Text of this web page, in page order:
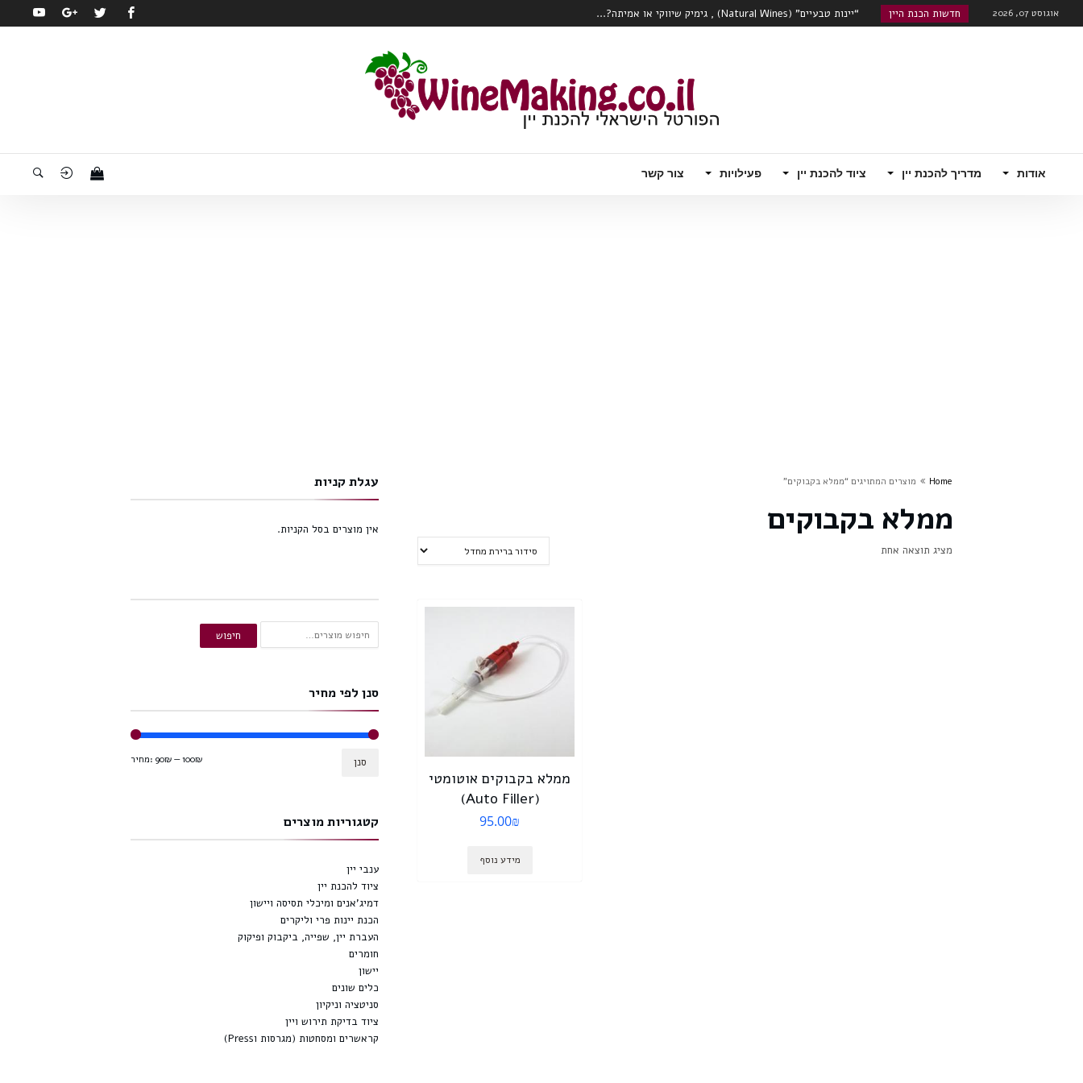
אוגוסט 07, 2026 חדשות הכנת היין
“יינות טבעיים” (Natural Wines) , גימיק שיווקי או אמיתה?...
האם הודו היא סין הבאה מבחינת שוק צרכני יין?...
רובוטי!...
אודות מדריך להכנת יין ציוד להכנת יין פעילויות צור קשר
Home מוצרים המתויגים “ממלא בקבוקים”
ממלא בקבוקים
מציג תוצאה אחת
ממלא בקבוקים אוטומטי
(Auto Filler)
95.00₪
מידע נוסף
עגלת קניות
אין מוצרים בסל הקניות.
עבור:
חיפוש
סנן לפי מחיר
סנן מחיר: 90₪ —100₪
קטגוריות מוצרים
ענבי יין
ציוד להכנת יין
דמיג'אנים ומיכלי תסיסה ויישון
הכנת יינות פרי וליקרים
העברת יין, שפייה, ביקבוק ופיקוק
חומרים
יישון
כלים שונים
סניטציה וניקיון
ציוד בדיקת תירוש ויין
קראשרים ומסחטות (מגרסות וPress)